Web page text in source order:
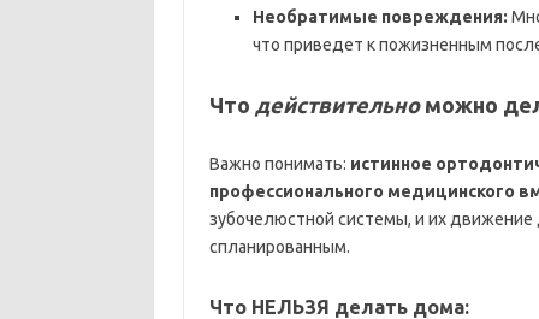
Необратимые повреждения:
что приведет к пожизненным
Что действительноможно
Важно понимать: истинное
профессионального медицинского
зубочелюстной системы, и их
спланированным.
Что НЕЛЬЗЯ делать дома: